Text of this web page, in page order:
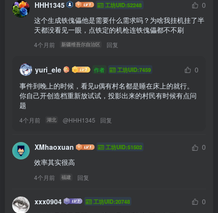
HHH1345 工坊UID:52248
0
这个生成铁傀儡他是需要什么需求吗？为啥我挂机挂了半
天都没看见一眼，点铁定的机枪连铁傀儡都不不刷
4个月前 新疆维吾尔自治区 回复
yuri_ele 作者 工坊UID:7459
0
事件到晚上的时候，看见u偶有村名都是睡在床上的就行。
你自己开创造档重新放试试，投影出来的村民有时候有点问
题
4个月前 湖北 @HHH1345 回复
XMhaoxuan 工坊UID:51502
0
效率其实很高
4个月前 福建 回复
xxx0904 工坊UID:20748
0